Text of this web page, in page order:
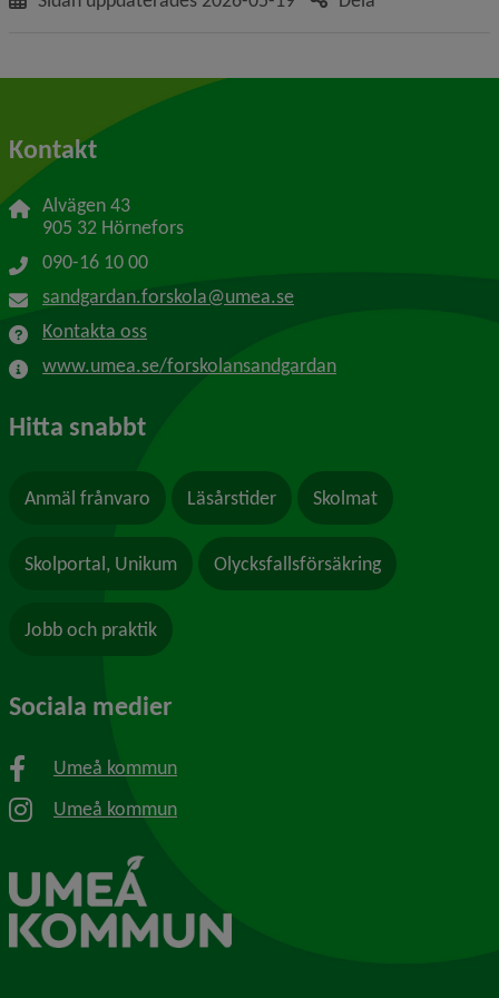
Kontakt
Alvägen 43
905 32 Hörnefors
090-16 10 00
sandgardan.forskola@umea.se
Kontakta oss
www.umea.se/forskolansandgardan
Hitta snabbt
Anmäl frånvaro Läsårstider Skolmat
Skolportal, Unikum Olycksfallsförsäkring
Jobb och praktik
Sociala medier
Umeå kommun
Umeå kommun